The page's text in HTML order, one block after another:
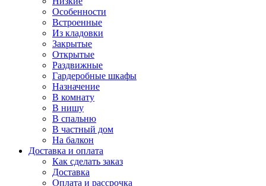
Особенности
Встроенные
Из кладовки
Закрытые
Открытые
Раздвижные
Гардеробные шкафы
Назначение
В комнату
В нишу
В спальню
В частный дом
На балкон
Доставка и оплата
Как сделать заказ
Доставка
Оплата и рассрочка